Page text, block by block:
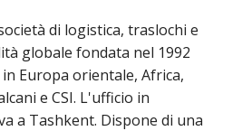
di logistica, traslochi e
globale fondata nel 1992
Europa orientale, Africa,
e CSI. L'ufficio in
a Tashkent. Dispone di una